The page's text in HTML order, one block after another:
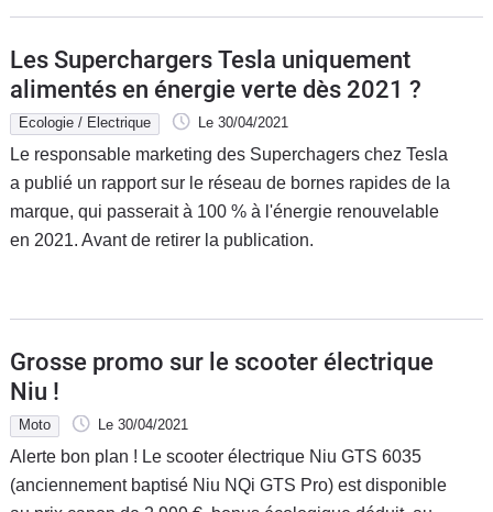
Les Superchargers Tesla uniquement
alimentés en énergie verte dès 2021 ?
Ecologie / Electrique Le 30/04/2021
Le responsable marketing des Superchagers chez Tesla
a publié un rapport sur le réseau de bornes rapides de la
marque, qui passerait à 100 % à l'énergie renouvelable
en 2021. Avant de retirer la publication.
Grosse promo sur le scooter électrique
Niu !
Moto Le 30/04/2021
Alerte bon plan ! Le scooter électrique Niu GTS 6035
(anciennement baptisé Niu NQi GTS Pro) est disponible